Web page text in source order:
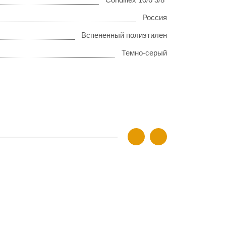
Россия
Вспененный полиэтилен
Темно-серый